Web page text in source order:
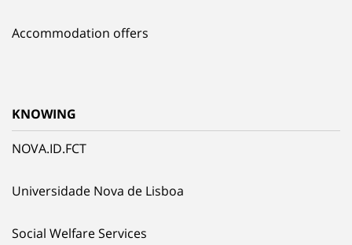
Accommodation offers
KNOWING
NOVA.ID.FCT
Universidade Nova de Lisboa
Social Welfare Services